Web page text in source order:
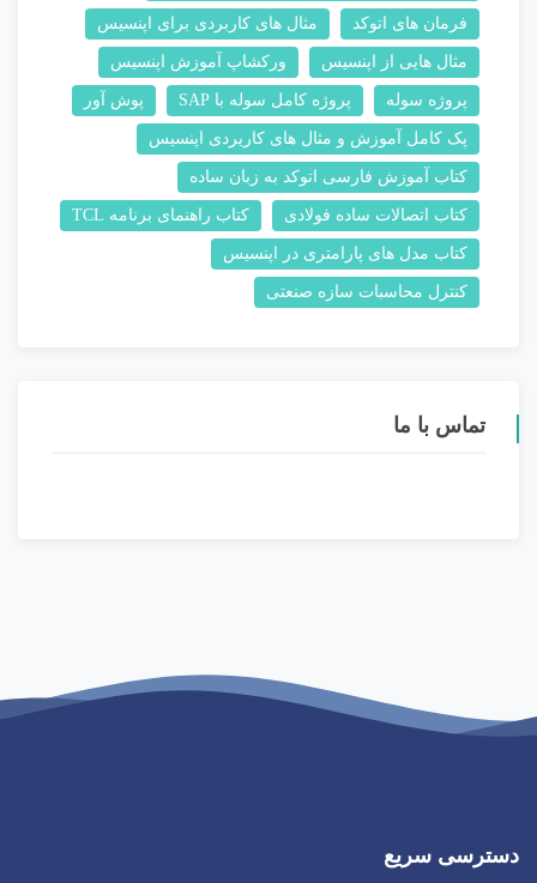
فرمان های اتوکد مثال های کاربردی برای اپنسیس
مثال هایی از اپنسیس ورکشاپ آموزش اپنسیس
پروژه سوله پروژه کامل سوله با SAP پوش آور
پک کامل آموزش و مثال های کاریردی اپنسیس
کتاب آموزش فارسی اتوکد به زبان ساده
کتاب اتصالات ساده فولادی کتاب راهنمای برنامه TCL
کتاب مدل های پارامتری در اپنسیس
کنترل محاسبات سازه صنعتی
تماس با ما
دسترسی سریع